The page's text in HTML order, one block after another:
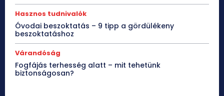
Hasznos tudnivalók
Óvodai beszoktatás – 9 tipp a gördülékeny
beszoktatáshoz
Várandóság
Fogfájás terhesség alatt – mit tehetünk
biztonságosan?